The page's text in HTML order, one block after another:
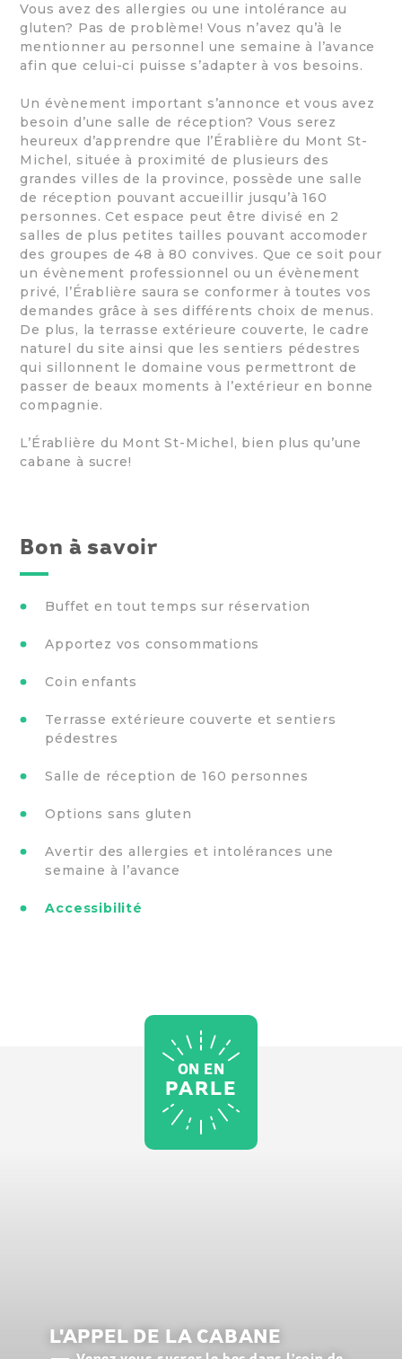
Vous avez des allergies ou une intolérance au
gluten? Pas de problème! Vous n’avez qu’à le
mentionner au personnel une semaine à l’avance
afin que celui-ci puisse s’adapter à vos besoins.
Un évènement important s’annonce et vous avez
besoin d’une salle de réception? Vous serez
heureux d’apprendre que l’Érablière du Mont St-
Michel, située à proximité de plusieurs des
grandes villes de la province, possède une salle
de réception pouvant accueillir jusqu’à 160
personnes. Cet espace peut être divisé en 2
salles de plus petites tailles pouvant accomoder
des groupes de 48 à 80 convives. Que ce soit pour
un évènement professionnel ou un évènement
privé, l’Érablière saura se conformer à toutes vos
demandes grâce à ses différents choix de menus.
De plus, la terrasse extérieure couverte, le cadre
naturel du site ainsi que les sentiers pédestres
qui sillonnent le domaine vous permettront de
passer de beaux moments à l’extérieur en bonne
compagnie.
L’Érablière du Mont St-Michel, bien plus qu’une
cabane à sucre!
Bon à savoir
Buffet en tout temps sur réservation
Apportez vos consommations
Coin enfants
Terrasse extérieure couverte et sentiers
pédestres
Salle de réception de 160 personnes
Options sans gluten
Avertir des allergies et intolérances une
semaine à l’avance
Accessibilité
ON EN
PARLE
L'APPEL DE LA CABANE